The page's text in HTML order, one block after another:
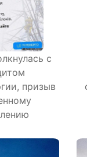
с
призыв